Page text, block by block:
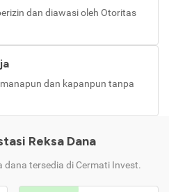
dan diawasi oleh Otoritas
dan kapanpun tanpa
Reksa Dana
dana tersedia di Cermati Invest.